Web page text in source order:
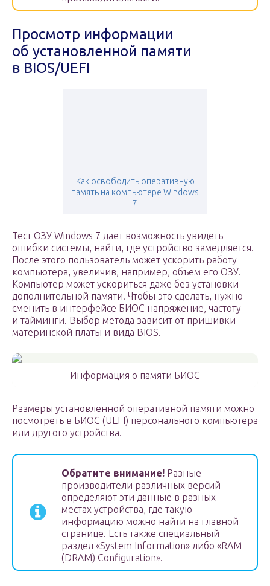
Просмотр информации
об установленной памяти
в BIOS/UEFI
Как освободить оперативную
память на компьютере Windows
7
Тест ОЗУ Windows 7 дает возможность увидеть
ошибки системы, найти, где устройство замедляется.
После этого пользователь может ускорить работу
компьютера, увеличив, например, объем его ОЗУ.
Компьютер может ускориться даже без установки
дополнительной памяти. Чтобы это сделать, нужно
сменить в интерфейсе БИОС напряжение, частоту
и тайминги. Выбор метода зависит от пришивки
материнской платы и вида BIOS.
Информация о памяти БИОС
Размеры установленной оперативной памяти можно
посмотреть в БИОС (UEFI) персонального компьютера
или другого устройства.
Обратите внимание! Разные
производители различных версий
определяют эти данные в разных
местах устройства, где такую
информацию можно найти на главной
странице. Есть также специальный
раздел «System Information» либо «RAM
(DRAM) Configuration».